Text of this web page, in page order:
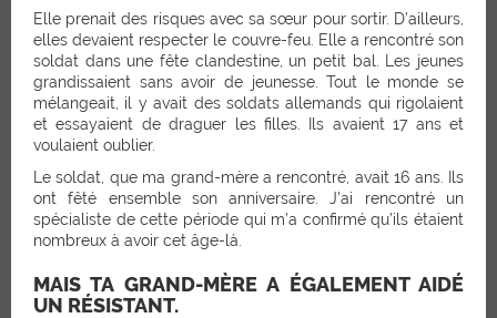
Elle prenait des risques avec sa sœur pour sortir. D’ailleurs,
elles devaient respecter le couvre-feu. Elle a rencontré son
soldat dans une fête clandestine, un petit bal. Les jeunes
grandissaient sans avoir de jeunesse. Tout le monde se
mélangeait, il y avait des soldats allemands qui rigolaient
et essayaient de draguer les filles. Ils avaient 17 ans et
voulaient oublier.
Le soldat, que ma grand-mère a rencontré, avait 16 ans. Ils
ont fêté ensemble son anniversaire. J’ai rencontré un
spécialiste de cette période qui m’a confirmé qu’ils étaient
nombreux à avoir cet âge-là.
MAIS TA GRAND-MÈRE A ÉGALEMENT AIDÉ
UN RÉSISTANT.